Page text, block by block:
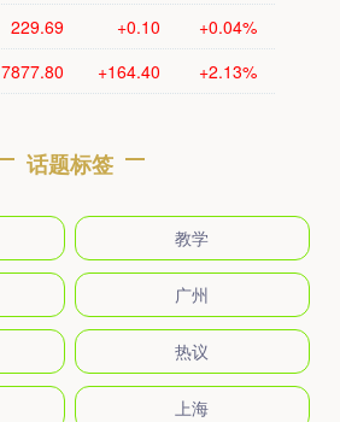
229.69 +0.10 +0.04%
7877.80 +164.40 +2.13%
话题标签
教学
广州
热议
上海